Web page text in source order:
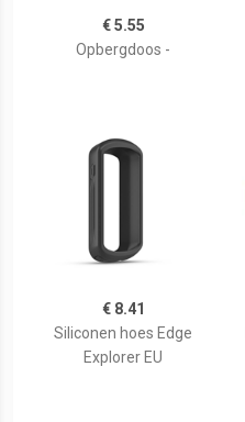
€ 5.55
Opbergdoos -
€ 8.41
Siliconen hoes Edge
Explorer EU